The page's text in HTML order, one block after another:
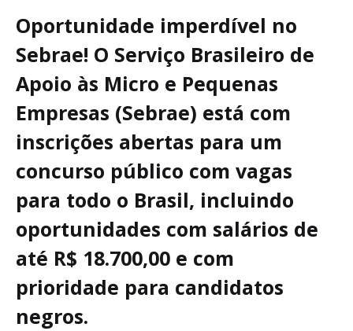
Oportunidade imperdível no
Sebrae! O Serviço Brasileiro de
Apoio às Micro e Pequenas
Empresas (Sebrae) está com
inscrições abertas para um
concurso público com vagas
para todo o Brasil, incluindo
oportunidades com salários de
até R$ 18.700,00 e com
prioridade para candidatos
negros.